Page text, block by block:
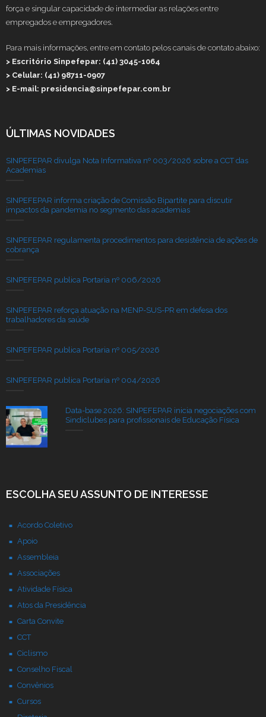
força e singular capacidade de intermediar as relações entre
empregados e empregadores.
Para mais informações, entre em contato pelos canais de contato abaixo:
> Escritório Sinpefepar: (41) 3045-1064
> Celular: (41) 98711-0907
> E-mail: presidencia@sinpefepar.com.br
ÚLTIMAS NOVIDADES
SINPEFEPAR divulga Nota Informativa nº 003/2026 sobre a CCT das
Academias
SINPEFEPAR informa criação de Comissão Bipartite para discutir
impactos da pandemia no segmento das academias
SINPEFEPAR regulamenta procedimentos para desistência de ações de
cobrança
SINPEFEPAR publica Portaria nº 006/2026
SINPEFEPAR reforça atuação na MENP-SUS-PR em defesa dos
trabalhadores da saúde
SINPEFEPAR publica Portaria nº 005/2026
SINPEFEPAR publica Portaria nº 004/2026
Data-base 2026: SINPEFEPAR inicia negociações com
Sindiclubes para profissionais de Educação Física
ESCOLHA SEU ASSUNTO DE INTERESSE
Acordo Coletivo
Apoio
Assembleia
Associações
Atividade Física
Atos da Presidência
Carta Convite
CCT
Ciclismo
Conselho Fiscal
Convênios
Cursos